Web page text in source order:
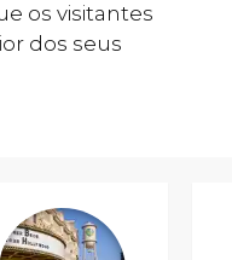
os visitantes
dos seus